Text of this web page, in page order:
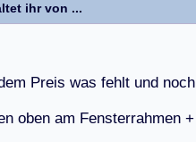
ihr von ...
em Preis was fehlt und noch
n oben am Fensterrahmen +